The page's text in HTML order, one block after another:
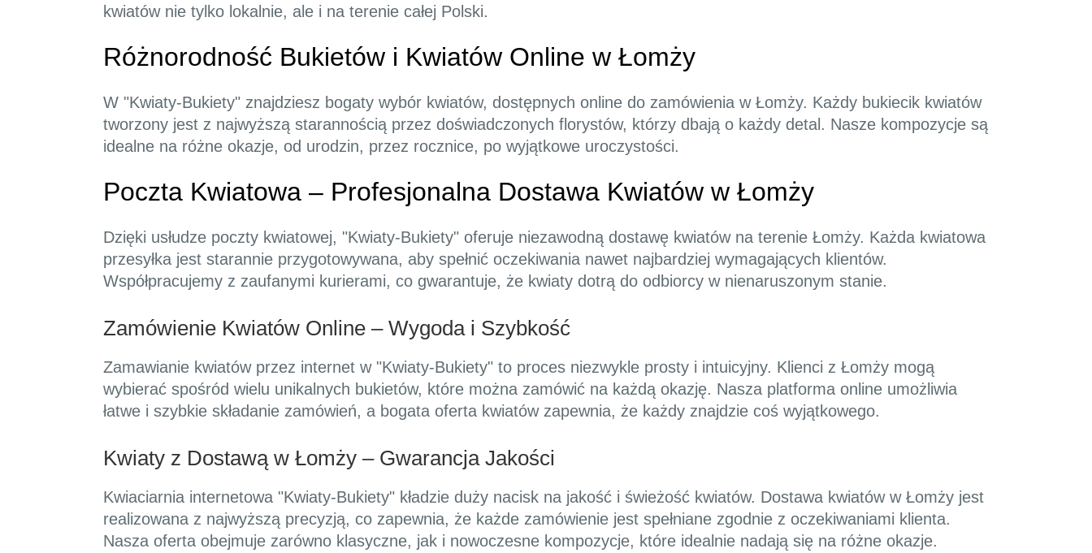
kwiatów nie tylko lokalnie, ale i na terenie całej Polski.
Różnorodność Bukietów i Kwiatów Online w Łomży
W "Kwiaty-Bukiety" znajdziesz bogaty wybór kwiatów, dostępnych online do zamówienia w Łomży. Każdy bukiecik kwiatów
tworzony jest z najwyższą starannością przez doświadczonych florystów, którzy dbają o każdy detal. Nasze kompozycje są
idealne na różne okazje, od urodzin, przez rocznice, po wyjątkowe uroczystości.
Poczta Kwiatowa – Profesjonalna Dostawa Kwiatów w Łomży
Dzięki usłudze poczty kwiatowej, "Kwiaty-Bukiety" oferuje niezawodną dostawę kwiatów na terenie Łomży. Każda kwiatowa
przesyłka jest starannie przygotowywana, aby spełnić oczekiwania nawet najbardziej wymagających klientów.
Współpracujemy z zaufanymi kurierami, co gwarantuje, że kwiaty dotrą do odbiorcy w nienaruszonym stanie.
Zamówienie Kwiatów Online – Wygoda i Szybkość
Zamawianie kwiatów przez internet w "Kwiaty-Bukiety" to proces niezwykle prosty i intuicyjny. Klienci z Łomży mogą
wybierać spośród wielu unikalnych bukietów, które można zamówić na każdą okazję. Nasza platforma online umożliwia
łatwe i szybkie składanie zamówień, a bogata oferta kwiatów zapewnia, że każdy znajdzie coś wyjątkowego.
Kwiaty z Dostawą w Łomży – Gwarancja Jakości
Kwiaciarnia internetowa "Kwiaty-Bukiety" kładzie duży nacisk na jakość i świeżość kwiatów. Dostawa kwiatów w Łomży jest
realizowana z najwyższą precyzją, co zapewnia, że każde zamówienie jest spełniane zgodnie z oczekiwaniami klienta.
Nasza oferta obejmuje zarówno klasyczne, jak i nowoczesne kompozycje, które idealnie nadają się na różne okazje.